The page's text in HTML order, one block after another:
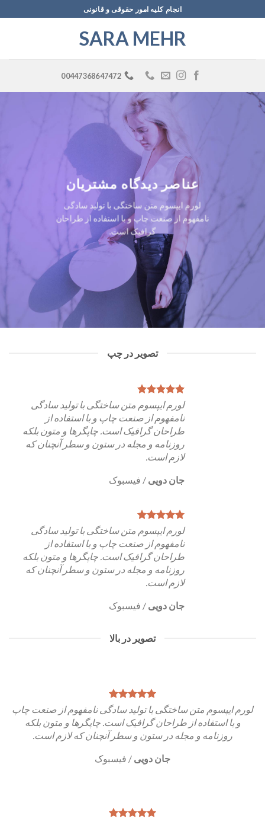
to
انجام کلیه امور حقوقی و قانونی
SARA MEHR
00447368647472
عناصر دیدگاه مشتریان
لورم ایپسوم متن ساختگی با تولید سادگی
نامفهوم از صنعت چاپ و با استفاده از طراحان
گرافیک است.
تصویر در چپ
لورم ایپسوم متن ساختگی با تولید سادگی
نامفهوم از صنعت چاپ و با استفاده از
طراحان گرافیک است. چاپگرها و متون بلکه
روزنامه و مجله در ستون و سطر آنچنان که
لازم است.
جان دویی / فیسبوک
لورم ایپسوم متن ساختگی با تولید سادگی
نامفهوم از صنعت چاپ و با استفاده از
طراحان گرافیک است. چاپگرها و متون بلکه
روزنامه و مجله در ستون و سطر آنچنان که
لازم است.
جان دویی / فیسبوک
تصویر در بالا
لورم ایپسوم متن ساختگی با تولید سادگی نامفهوم از صنعت چاپ
و با استفاده از طراحان گرافیک است. چاپگرها و متون بلکه
روزنامه و مجله در ستون و سطر آنچنان که لازم است.
جان دویی / فیسبوک